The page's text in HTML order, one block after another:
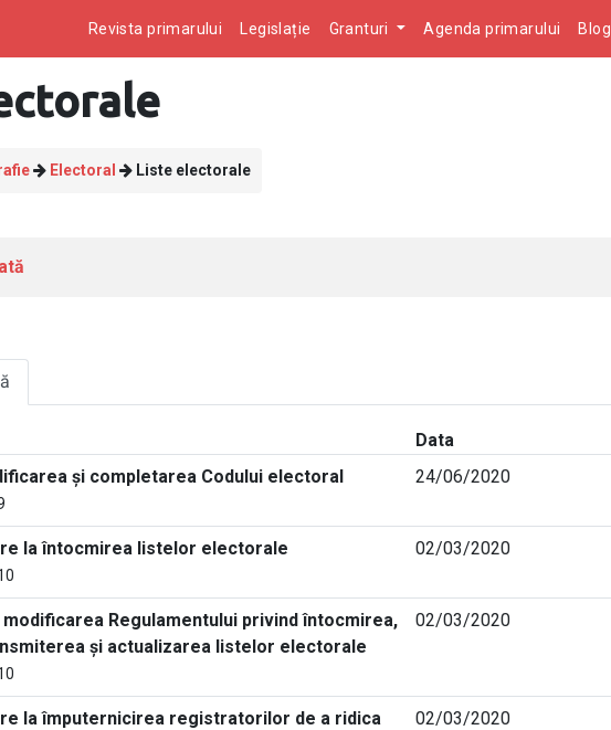
Revista primarului Legislație Granturi Agenda primarului Blog
Electoral Liste electorale
Data
şi completarea Codului electoral
24/06/2020
la întocmirea listelor electorale 02/03/2020
Regulamentului privind întocmirea,
şi actualizarea listelor electorale
02/03/2020
la împuternicirea registratorilor de a ridica
02/03/2020